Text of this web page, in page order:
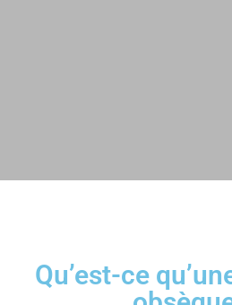
Qu’est-ce